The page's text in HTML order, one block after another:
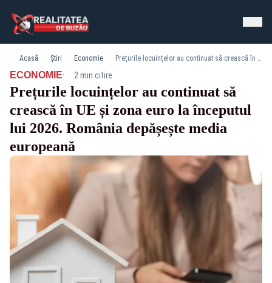
Acasă Știri Economie Prețurile locuințelor au continuat să crească în UE și zona euro la începutul lui 2026. România depășește media europeană
ECONOMIE· 2 min citire
Prețurile locuințelor au continuat să
crească în UE și zona euro la începutul
lui 2026. România depășește media
europeană